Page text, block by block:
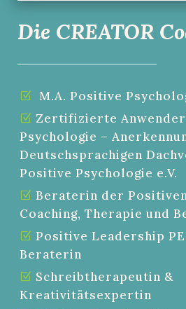
Die CREATOR
M.A. Positive
Zertifizierte
Psychologie –
Deutschsprachigen
Positive Psychologie e.V.
Beraterin der
Coaching, Therapie und
Positive Leadership
Beraterin
Schreibtherapeutin &
Kreativitätsexpertin